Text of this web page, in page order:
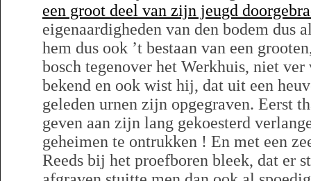
een groot deel van zijn jeugd
eigenaardigheden van den bodem dus
hem dus ook ’t bestaan van een
bosch tegenover het Werkhuis, niet ver
bekend en ook wist hij, dat uit een
geleden urnen zijn opgegraven. Eerst
geven aan zijn lang gekoesterd
geheimen te ontrukken ! En met een
Reeds bij het proefboren bleek, dat er